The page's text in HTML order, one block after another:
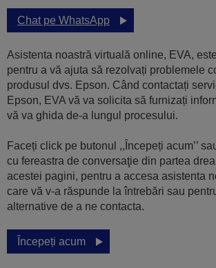
Chat pe WhatsApp
Asistenta noastră virtuală online, EVA,
pentru a vă ajuta să rezolvați problemele
produsul dvs. Epson. Când contactați
Epson, EVA vă va solicita să furnizați
vă va ghida de-a lungul procesului.
Faceți click pe butonul ,,Începeți acum’’
cu fereastra de conversaţie din partea
acestei pagini, pentru a accesa asistenta
care vă v-a răspunde la întrebări sau
alternative de a ne contacta.
Începeți acum